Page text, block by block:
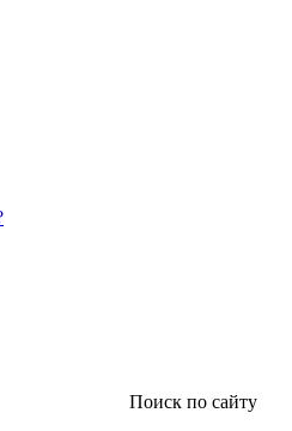
Поиск по сайту